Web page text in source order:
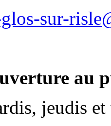
sur-
au
jeudis et